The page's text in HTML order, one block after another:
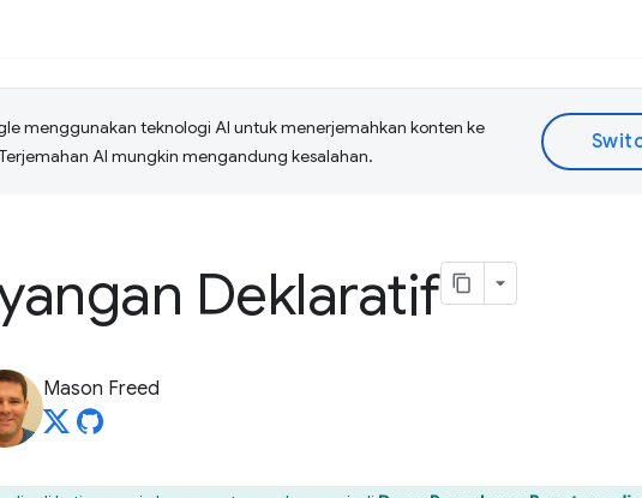
menggunakan teknologi AI untuk menerjemahkan konten ke
AI mungkin mengandung kesalahan.
Deklaratif
Mason Freed